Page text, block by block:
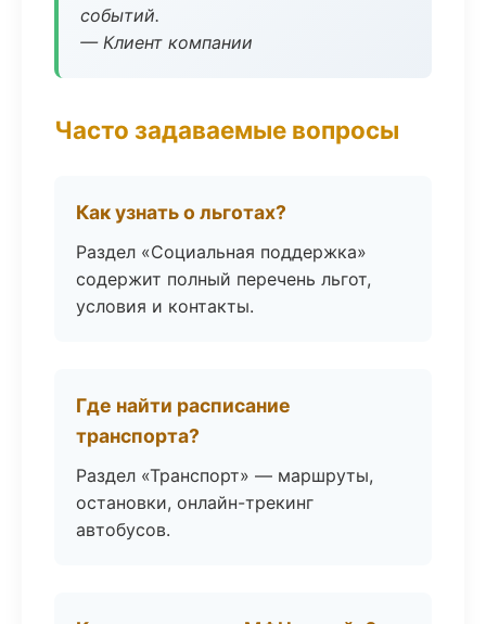
событий.
— Клиент компании
Часто задаваемые вопросы
Как узнать о льготах?
Раздел «Социальная поддержка»
содержит полный перечень льгот,
условия и контакты.
Где найти расписание
транспорта?
Раздел «Транспорт» — маршруты,
остановки, онлайн-трекинг
автобусов.